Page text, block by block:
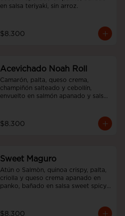
en salsa teriyaki, sin arroz.
$8.300
Acevichado Noah Roll
Camarón, palta, queso crema,
champiñón salteado y cebollín,
envuelto en salmón apanado y salsa
$8.300
Sweet Maguro
Atún o Salmòn, quinoa crispy, palta,
criolla y queso crema apanado en
panko, bañado en salsa sweet spicy,
$8.300